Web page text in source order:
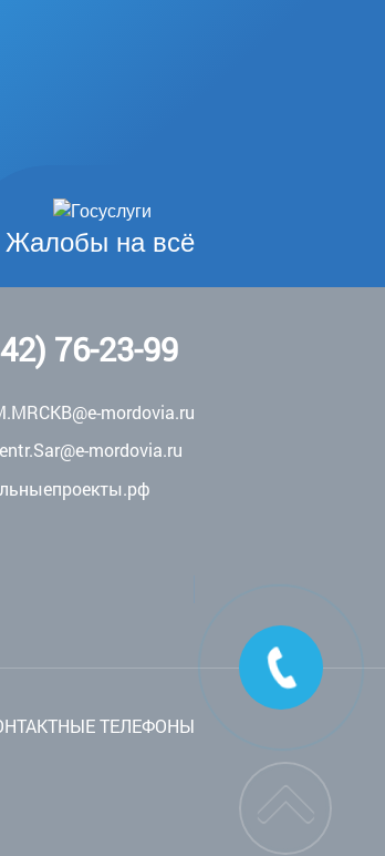
Жалобы на всё
76-23-99
mordovia.ru
mordovia.ru
ТЕЛЕФОНЫ